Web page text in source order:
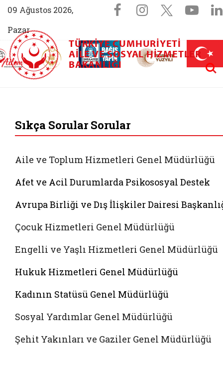
09 Ağustos 2026,
Pazar
Sosyal
Facebook
Instagram
X
Aile (yeni sekmede açılır)
AİLEM İletişim Merkezi (yeni sekmede açılır)
Aile ve Nüfus On Yılı (yeni sekmede açılır)
Darülaceze bağış sayfası (yeni
TÜRKIYE CUMHURIYETI
AILE VE SOSYAL HIZMETLER
BAKANLIĞI
Sıkça Sorular Sorular
Aile ve Toplum Hizmetleri Genel Müdürlüğü
Afet ve Acil Durumlarda Psikososyal Destek
Avrupa Birliği ve Dış İlişkiler Dairesi
Çocuk Hizmetleri Genel Müdürlüğü
Engelli ve Yaşlı Hizmetleri Genel Müdürlüğü
Hukuk Hizmetleri Genel Müdürlüğü
Kadının Statüsü Genel Müdürlüğü
Sosyal Yardımlar Genel Müdürlüğü
Şehit Yakınları ve Gaziler Genel Müdürlüğü